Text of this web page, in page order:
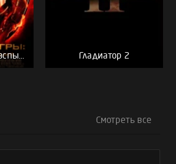
Голодные игры: И вспыхнет пламя Гладиатор 2
Смотреть все